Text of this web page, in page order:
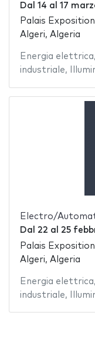
Dal 14 al 17
Palais
Algeri, Algeria
Energia elettrica,
industriale,
Electro/
Dal 22 al 25
Palais
Algeri, Algeria
Energia elettrica,
industriale,